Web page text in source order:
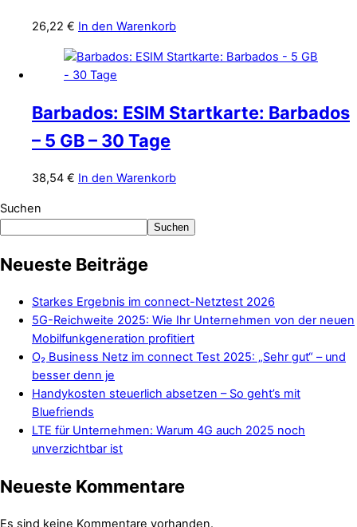
26,22 € In den Warenkorb
Barbados: ESIM Startkarte: Barbados
– 5 GB – 30 Tage
38,54 € In den Warenkorb
Suchen
Suchen
Neueste Beiträge
Starkes Ergebnis im connect-Netztest 2026
5G-Reichweite 2025: Wie Ihr Unternehmen von der neuen
Mobilfunkgeneration profitiert
O₂ Business Netz im connect Test 2025: „Sehr gut“ – und
besser denn je
Handykosten steuerlich absetzen – So geht’s mit
Bluefriends
LTE für Unternehmen: Warum 4G auch 2025 noch
unverzichtbar ist
Neueste Kommentare
Es sind keine Kommentare vorhanden.